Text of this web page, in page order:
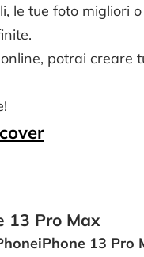
le tue foto migliori
potrai creare
13 Pro Max
13 Pro